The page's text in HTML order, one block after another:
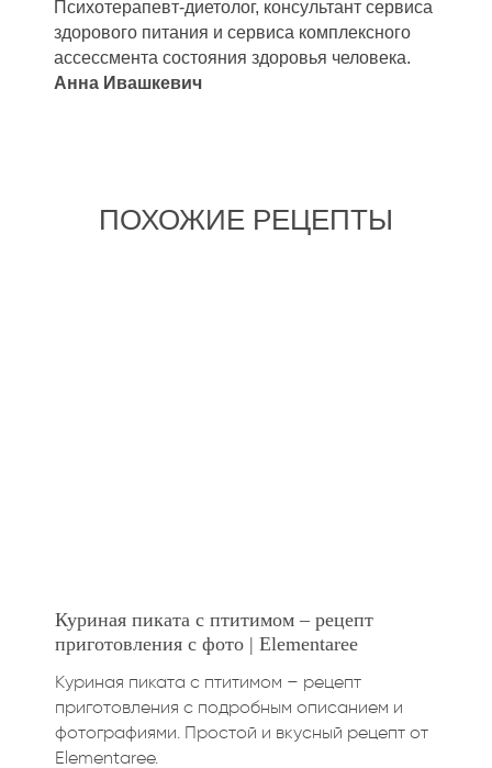
Психотерапевт-диетолог, консультант сервиса
здорового питания и сервиса комплексного
ассессмента состояния здоровья человека.
Анна Ивашкевич
ПОХОЖИЕ РЕЦЕПТЫ
Куриная пиката с птитимом – рецепт
приготовления с фото | Elementaree
Куриная пиката с птитимом – рецепт
приготовления с подробным описанием и
фотографиями. Простой и вкусный рецепт от
Elementaree.